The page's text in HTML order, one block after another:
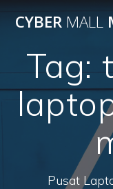
CYBER MALL
Tag:
Pusat